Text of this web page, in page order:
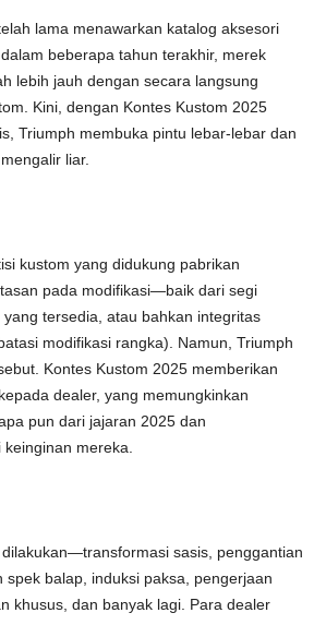
lama menawarkan katalog aksesori
beberapa tahun terakhir, merek
lebih jauh dengan secara langsung
Kini, dengan Kontes Kustom 2025
Triumph membuka pintu lebar-lebar dan
liar.
kustom yang didukung pabrikan
pada modifikasi—baik dari segi
tersedia, atau bahkan integritas
modifikasi rangka). Namun, Triumph
Kontes Kustom 2025 memberikan
dealer, yang memungkinkan
pun dari jajaran 2025 dan
mereka.
sasis, penggantian
spek balap, induksi paksa, pengerjaan
khusus, dan banyak lagi. Para dealer